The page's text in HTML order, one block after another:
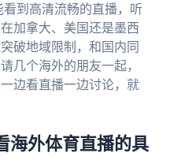
到高清流畅的直播，听
加拿大、美国还是墨西
破地域限制，和国内同
几个海外的朋友一起，
边看直播一边讨论，就
海外体育直播的具